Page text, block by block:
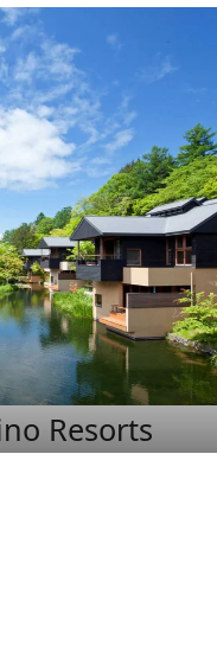
Resorts